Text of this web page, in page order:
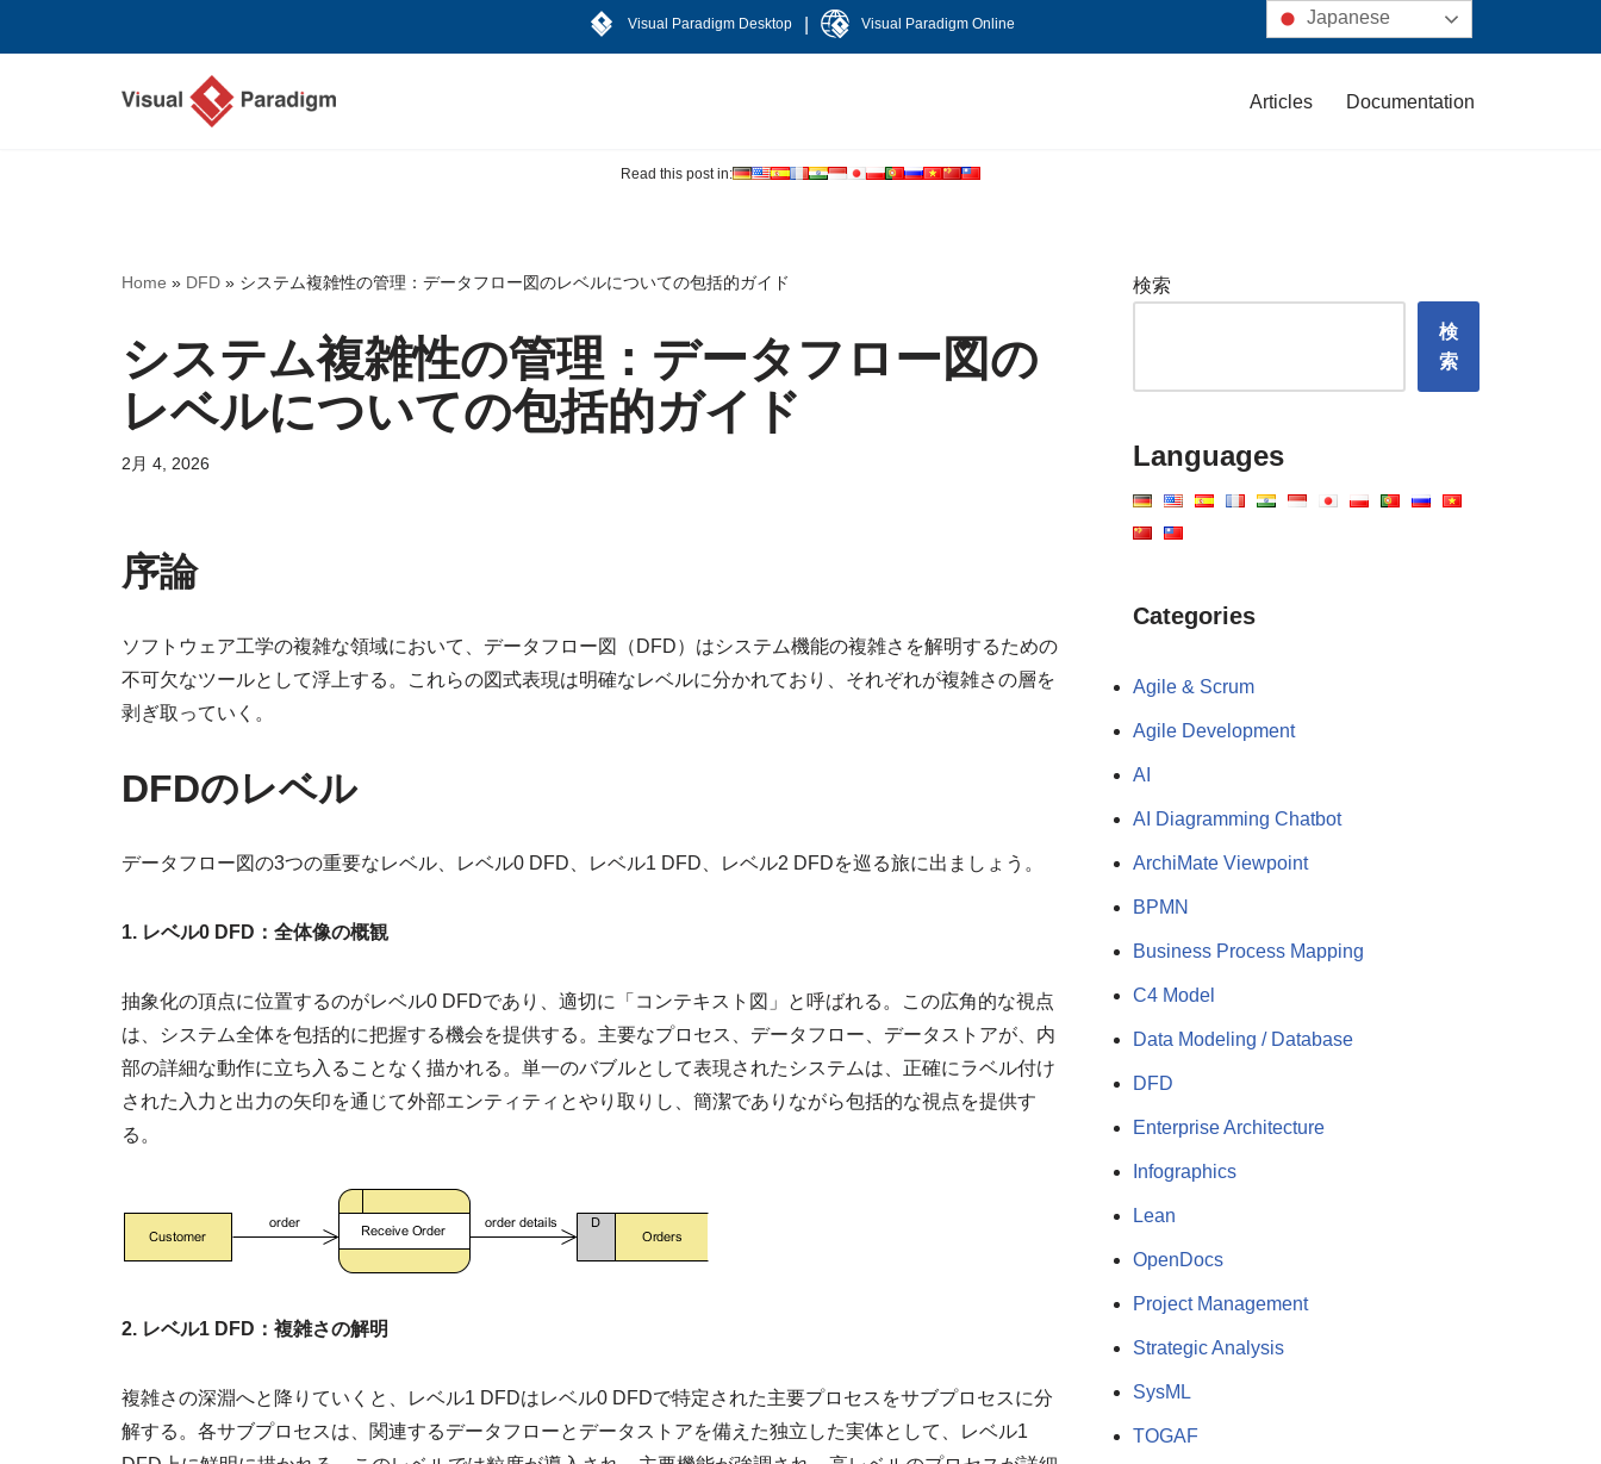
Visual Paradigm Desktop Visual Paradigm Online
Articles Documentation
Read this post in:
Home » DFD » システム複雑性の管理：データフロー図のレベルについての包括的ガイド
システム複雑性の管理：データフロー図の
レベルについての包括的ガイド
2月 4, 2026
序論
ソフトウェア工学の複雑な領域において、データフロー図（DFD）はシステム機能の複雑さを解明するための
不可欠なツールとして浮上する。これらの図式表現は明確なレベルに分かれており、それぞれが複雑さの層を
剥ぎ取っていく。
DFDのレベル
データフロー図の3つの重要なレベル、レベル0 DFD、レベル1 DFD、レベル2 DFDを巡る旅に出ましょう。
1. レベル0 DFD：全体像の概観
抽象化の頂点に位置するのがレベル0 DFDであり、適切に「コンテキスト図」と呼ばれる。この広角的な視点
は、システム全体を包括的に把握する機会を提供する。主要なプロセス、データフロー、データストアが、内
部の詳細な動作に立ち入ることなく描かれる。単一のバブルとして表現されたシステムは、正確にラベル付け
された入力と出力の矢印を通じて外部エンティティとやり取りし、簡潔でありながら包括的な視点を提供す
る。
2. レベル1 DFD：複雑さの解明
複雑さの深淵へと降りていくと、レベル1 DFDはレベル0 DFDで特定された主要プロセスをサブプロセスに分
解する。各サブプロセスは、関連するデータフローとデータストアを備えた独立した実体として、レベル1
検索
検
索
Languages
Categories
Agile & Scrum
Agile Development
AI
AI Diagramming Chatbot
ArchiMate Viewpoint
BPMN
Business Process Mapping
C4 Model
Data Modeling / Database
DFD
Enterprise Architecture
Infographics
Lean
OpenDocs
Project Management
Strategic Analysis
SysML
TOGAF
Japanese